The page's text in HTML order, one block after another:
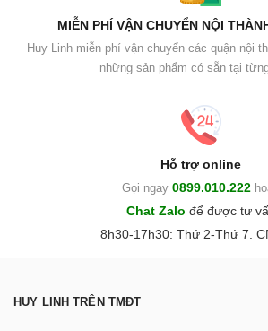
MIỄN PHÍ VẬN CHUYỂN NỘI
Huy Linh miễn phí vận chuyển các quận nội
những sản phẩm có sẵn tại
Hỗ trợ online
Gọi ngay 0899.010.222
Chat Zalo để được tư
8h30-17h30: Thứ 2-Thứ 7.
HUY LINH TRÊN TMĐT